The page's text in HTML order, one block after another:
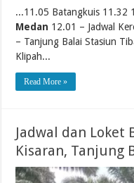
...11.05 Batangkuis 11.32
Medan 12.01 – Jadwal
– Tanjung Balai Stasiun
Klipah...
Read More »
Jadwal dan Loket
Kisaran, Tanjung